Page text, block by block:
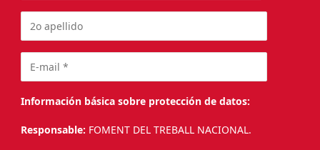
Información básica sobre protección de datos:
Responsable: FOMENT DEL TREBALL NACIONAL.